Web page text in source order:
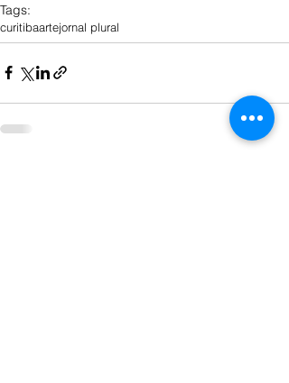
Tags:
curitibaartejornal plural